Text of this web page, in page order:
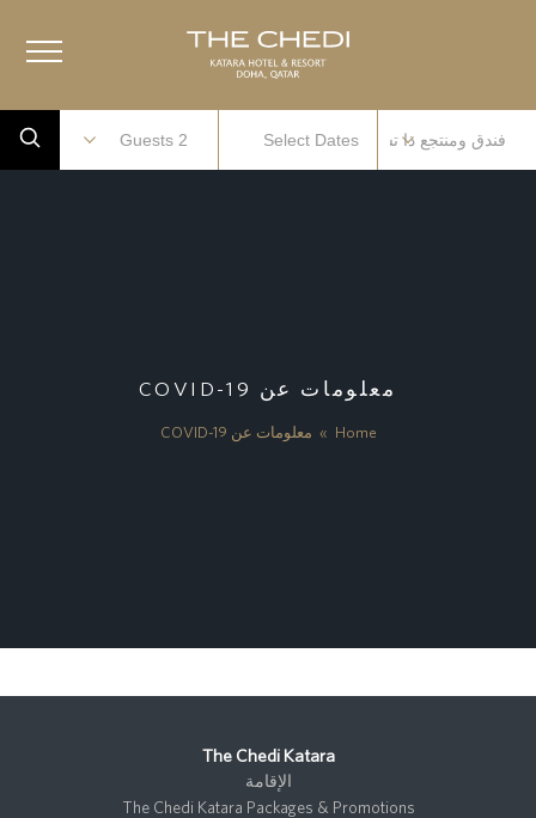
معلومات عن COVID-19
Home
» معلومات عن COVID-19
The Chedi Katara
الإقامة
The Chedi Katara Packages & Promotions